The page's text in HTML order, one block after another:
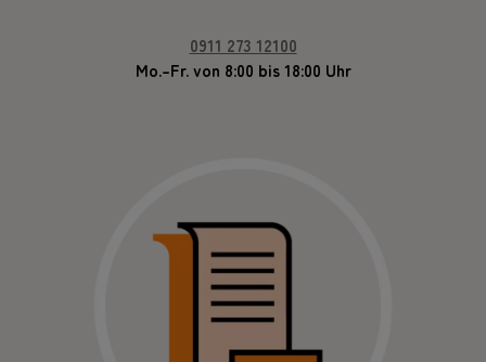
0911 273 12100
Mo.–Fr. von 8:00 bis 18:00 Uhr